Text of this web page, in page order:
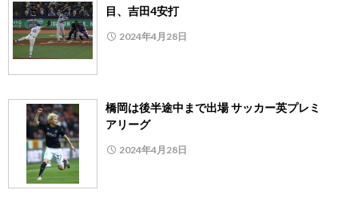
目、吉田4安打
2024年4月28日
橋岡は後半途中まで出場 サッカー英プレミ
アリーグ
2024年4月28日